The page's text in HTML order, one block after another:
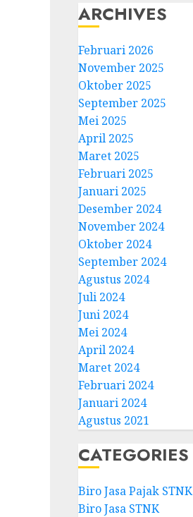
ARCHIVES
Februari 2026
November 2025
Oktober 2025
September 2025
Mei 2025
April 2025
Maret 2025
Februari 2025
Januari 2025
Desember 2024
November 2024
Oktober 2024
September 2024
Agustus 2024
Juli 2024
Juni 2024
Mei 2024
April 2024
Maret 2024
Februari 2024
Januari 2024
Agustus 2021
CATEGORIES
Biro Jasa Pajak STNK
Biro Jasa STNK